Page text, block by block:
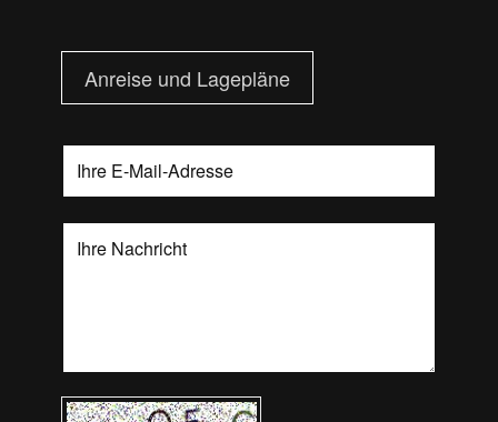
Anreise und Lagepläne